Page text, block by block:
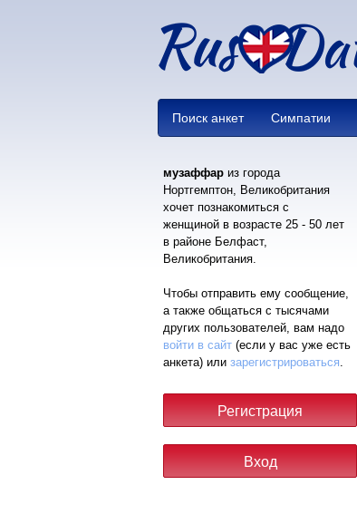
Поиск анкет Симпатии
музаффар из города
Нортгемптон, Великобритания
хочет познакомиться с
женщиной в возрасте 25 - 50 лет
в районе Белфаст,
Великобритания.
Чтобы отправить ему сообщение,
а также общаться с тысячами
других пользователей, вам надо
войти в сайт (если у вас уже есть
анкета) или зарегистрироваться.